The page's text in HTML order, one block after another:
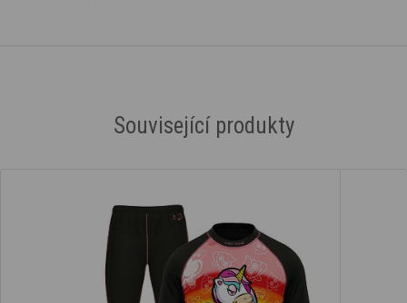
Související produkty